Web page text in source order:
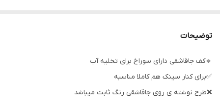
توضیحات
🔹کف جاقاشقی دارای سوراخ برای تخلیه آب
✅برای کنار سینک هم کاملا مناسبه
❌طرح نوشته ی روی جاقاشقی رنگ ثابت میباشد